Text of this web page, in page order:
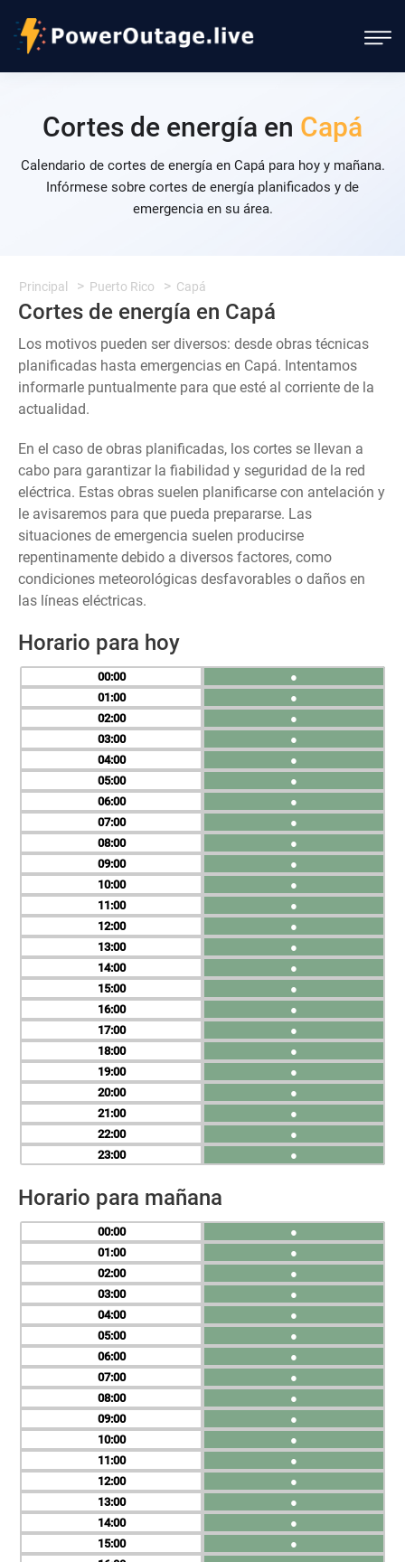
Cortes de energía en Capá
Calendario de cortes de energía en Capá para hoy y mañana.
Infórmese sobre cortes de energía planificados y de
emergencia en su área.
Principal Puerto Rico Capá
Cortes de energía en Capá
Los motivos pueden ser diversos: desde obras técnicas
planificadas hasta emergencias en Capá. Intentamos
informarle puntualmente para que esté al corriente de la
actualidad.
En el caso de obras planificadas, los cortes se llevan a
cabo para garantizar la fiabilidad y seguridad de la red
eléctrica. Estas obras suelen planificarse con antelación y
le avisaremos para que pueda prepararse. Las
situaciones de emergencia suelen producirse
repentinamente debido a diversos factores, como
condiciones meteorológicas desfavorables o daños en
las líneas eléctricas.
Horario para hoy
00
01
02
03
04
05
06
07
08
09
10
11
12
13
14
15
16
17
18
19
20
21
22
23
●
●
●
●
●
●
●
●
●
●
●
●
●
●
●
●
●
●
●
●
●
●
●
●
Horario para mañana
00
01
02
03
04
05
06
07
08
09
10
11
12
13
14
15
●
●
●
●
●
●
●
●
●
●
●
●
●
●
●
●